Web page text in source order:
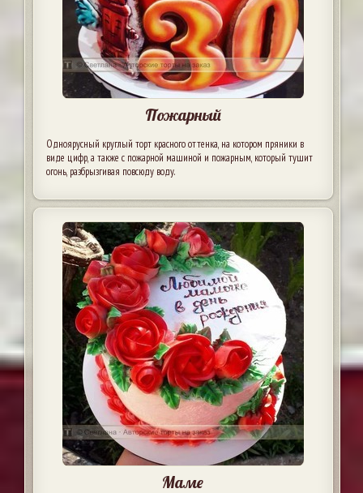
Пожарный
Одноярусный круглый торт красного оттенка, на котором пряники в
виде цифр, а также с пожарной машиной и пожарным, который тушит
огонь, разбрызгивая повсюду воду.
Маме